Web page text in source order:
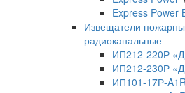
Express Power
Извещатели
радиоканальные
ИП212-220Р
ИП212-230Р
ИП101-17Р-